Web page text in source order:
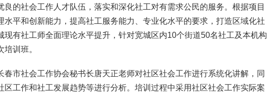
良的社会工作人才队伍，落实和深化社工对有需求公民的服务。根据项目
水平和创新能力，提高社工服务能力、专业化水平的要求，打造区域化社
现有社工师全面理论水平提升，针对宽城区内10个街道50名社工及本机构
训班。
春市社会工作协会秘书长唐天正老师对社区社会工作进行系统化讲解，同
区工作和社工发展趋势等进行分析。培训过程中采用社区社会工作实际案